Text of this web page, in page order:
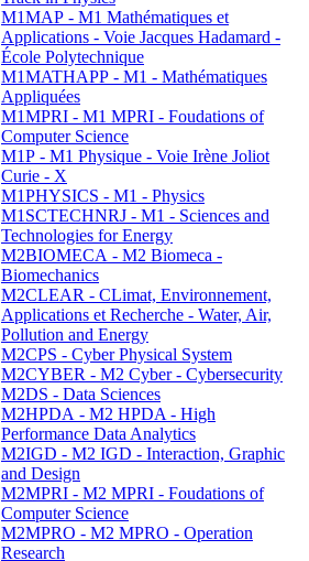
M1MAP - M1 Mathématiques et
Applications - Voie Jacques Hadamard -
École Polytechnique
M1MATHAPP - M1 - Mathématiques
Appliquées
M1MPRI - M1 MPRI - Foudations of
Computer Science
M1P - M1 Physique - Voie Irène Joliot
Curie - X
M1PHYSICS - M1 - Physics
M1SCTECHNRJ - M1 - Sciences and
Technologies for Energy
M2BIOMECA - M2 Biomeca -
Biomechanics
M2CLEAR - CLimat, Environnement,
Applications et Recherche - Water, Air,
Pollution and Energy
M2CPS - Cyber Physical System
M2CYBER - M2 Cyber - Cybersecurity
M2DS - Data Sciences
M2HPDA - M2 HPDA - High
Performance Data Analytics
M2IGD - M2 IGD - Interaction, Graphic
and Design
M2MPRI - M2 MPRI - Foudations of
Computer Science
M2MPRO - M2 MPRO - Operation
Research